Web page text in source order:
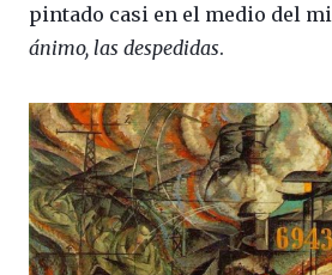
pintado casi en el medio del
ánimo, las despedidas.